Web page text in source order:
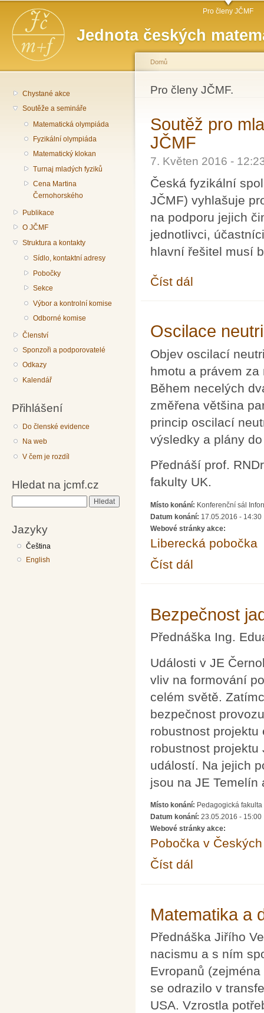
Jednota českých
Hlavní menu Pro členy JČMF
Chystané akce
Soutěže a semináře
Matematická olympiáda
Fyzikální olympiáda
Matematický klokan
Turnaj mladých fyziků
Cena Martina
Černohorského
Publikace
O JČMF
Struktura a kontakty
Sídlo, kontaktní adresy
Pobočky
Sekce
Výbor a kontrolní komise
Odborné komise
Členství
Sponzoři a podporovatelé
Odkazy
Kalendář
Přihlášení
Do členské evidence
Na web
V čem je rozdíl
Hledat na jcmf.cz
Jazyky
Čeština
English
Jste zde
Domů
Pro členy JČMF.
Soutěž pro
JČMF
7. Květen 2016 -
Česká fyzikální
JČMF) vyhlašuje
na podporu jejich
jednotlivci,
hlavní řešitel musí
Číst dál
Oscilace
Objev oscilací
hmotu a právem
Během necelých
změřena většina
princip oscilací
výsledky a plány
Přednáší prof.
fakulty UK.
Místo konání: Konferenční sál
Datum konání: 17.05.2016 - 14:30
Webové stránky akce:
Liberecká pobočka
Číst dál
Bezpečnost
Přednáška Ing.
Události v JE
vliv na formování
celém světě.
bezpečnost
robustnost
robustnost
událostí. Na jejich
jsou na JE Temelín
Místo konání: Pedagogická
Datum konání: 23.05.2016 - 15:00
Webové stránky akce:
Pobočka v
Číst dál
Matematika a
Přednáška Jiřího
nacismu a s ním
Evropanů
se odrazilo v
USA. Vzrostla